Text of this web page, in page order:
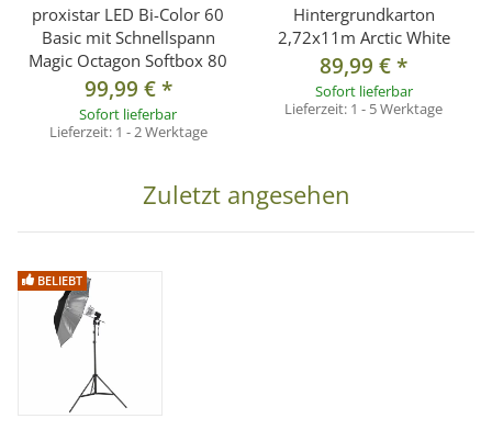
- Ein- und Ausschalter am Gehäuse
- 360 Grad drehbarer und 180 Grad schwenkbarer Sockel
- Integrierte Schirm-Reflektor-Aufnahme
- Universal-Spigot-Aufnahme (bis 5/8" Spigot)
- Silberner Reflexschirm mit dem Durchmesser von 84 cm
- Zur Verwendung mit Leuchten und Blitzanlagen.
- Ein silberner Reflexschirm bewirkt eine starke Reflektion, für
harte Kontraste.
- Schirmstange: Ø 0,8 cm
Lampenstativ PS-803:
proxistar LED Bi-Color 60
Basic mit Schnellspann
Magic Octagon Softbox 80
99,99 €*
Sofort lieferbar
Lieferzeit: 1 - 2 Werktage
Hintergrundkarton
2,72x11m Arctic White
89,99 €*
Sofort lieferbar
Lieferzeit: 1 - 5 Werktage
Zuletzt angesehen
BELIEBT